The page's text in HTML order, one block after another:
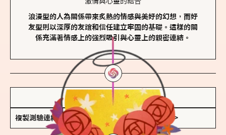
浪漫型的人為關係帶來炙熱的情感與美好的幻想，而好
友型則以深厚的友誼和信任建立牢固的基礎。這樣的關
係充滿著情感上的強烈吸引與心靈上的親密連結。
儲存我的結果圖
複製測驗連結 查看香氛類型全解析 >>>